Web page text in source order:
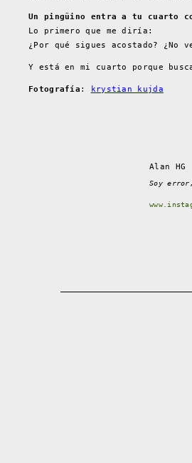
Un pingüino entra a tu cuarto
Lo primero que me diría:
¿Por qué sigues acostado? ¿No
Y está en mi cuarto porque
Fotografía : krystian kujda
Alan HG
Soy